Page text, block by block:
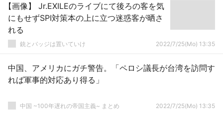
【画像】 Jr.EXILEのライブにて後ろの客を気
にもせずSPI対策本の上に立つ迷惑客が晒さ
れる
銃とバッジは置いていけ 2022/7/25(Mo) 13:35
中国、アメリカにガチ警告。「ペロシ議長が台湾を訪問す
れば軍事的対応あり得る」
中国 ~100年遅れの帝国主義~ まとめ 2022/7/25(Mo) 13:35